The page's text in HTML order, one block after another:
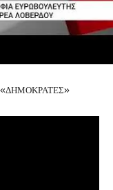
«ΔΗΜΟΚΡΑΤΕΣ»